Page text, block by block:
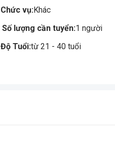
Chức vụ:Khác
Số lượng cần tuyển:1 người
Độ Tuổi:từ 21 - 40 tuổi